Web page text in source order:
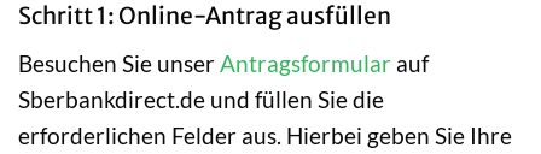
Schritt 1: Online-Antrag ausfüllen
Besuchen Sie unserAntragsformular auf
Sberbankdirect.de und füllen Sie die
erforderlichen Felder aus. Hierbei geben Sie Ihre